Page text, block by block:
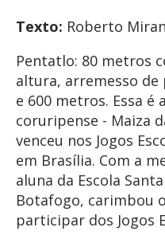
Texto: Roberto
Pentatlo: 80 metros
altura, arremesso de
e 600 metros. Essa é
coruripense - Maiza
venceu nos Jogos
em Brasília. Com a
aluna da Escola
Botafogo, carimbou
participar dos Jogos